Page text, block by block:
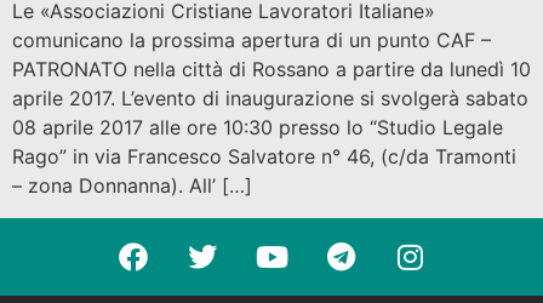
Le «Associazioni Cristiane Lavoratori Italiane»
comunicano la prossima apertura di un punto CAF –
PATRONATO nella città di Rossano a partire da lunedì 10
aprile 2017. L’evento di inaugurazione si svolgerà sabato
08 aprile 2017 alle ore 10:30 presso lo “Studio Legale
Rago” in via Francesco Salvatore n° 46, (c/da Tramonti
– zona Donnanna). All’ […]